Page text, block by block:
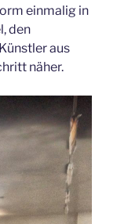
einmalig in
den
aus
näher.